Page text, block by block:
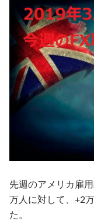
先週のアメリカ雇
万人に対して、+2
た。